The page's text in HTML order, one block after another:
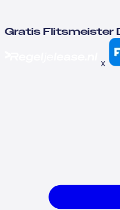
Gratis Flitsmeister
x